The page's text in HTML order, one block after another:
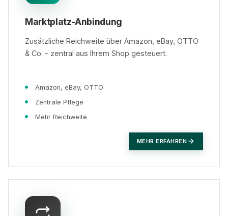
Marktplatz-Anbindung
Zusätzliche Reichweite über Amazon, eBay, OTTO
& Co. – zentral aus Ihrem Shop gesteuert.
Amazon, eBay, OTTO
Zentrale Pflege
Mehr Reichweite
MEHR ERFAHREN